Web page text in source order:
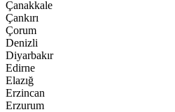
Çanakkale
Çankırı
Çorum
Denizli
Diyarbakır
Edirne
Elazığ
Erzincan
Erzurum